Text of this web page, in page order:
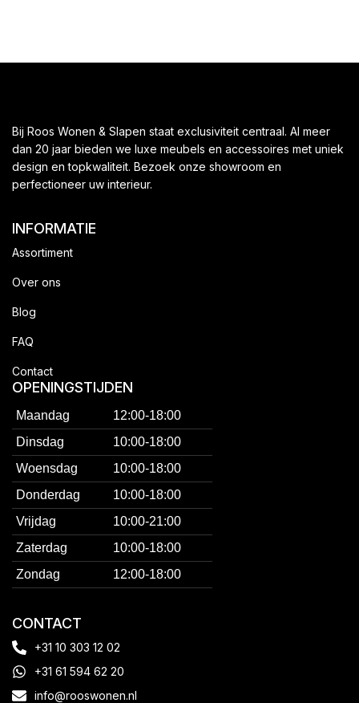
Bij Roos Wonen & Slapen staat exclusiviteit centraal. Al meer
dan 20 jaar bieden we luxe meubels en accessoires met uniek
design en topkwaliteit. Bezoek onze showroom en
perfectioneer uw interieur.
INFORMATIE
Assortiment
Over ons
Blog
FAQ
Contact
OPENINGSTIJDEN
Maandag
12:00-18:00
Dinsdag
10:00-18:00
Woensdag
10:00-18:00
Donderdag
10:00-18:00
Vrijdag
10:00-21:00
Zaterdag
10:00-18:00
Zondag
12:00-18:00
CONTACT
+31 10 303 12 02
+31 61 594 62 20
info@rooswonen.nl